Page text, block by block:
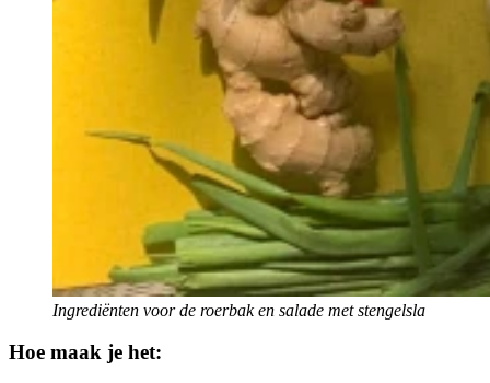
Ingrediënten voor de roerbak en salade met stengelsla
Hoe maak je het: